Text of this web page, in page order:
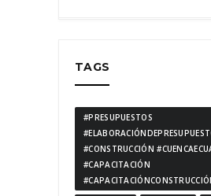
TAGS
#PRESUPUESTOS
#CONSTRUCCIÓN
#CAPACITACIÓN